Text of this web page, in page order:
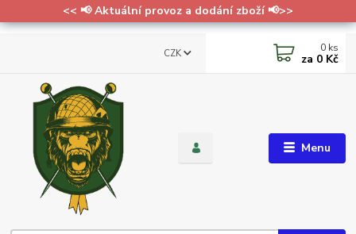
<< 📢 Aktuální provoz a dodání zboží 📢>>
Menu
CZK 0 ks
za 0 Kč